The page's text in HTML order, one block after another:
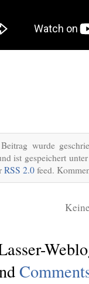
wurde
ist gespeichert
RSS 2.0 feed.